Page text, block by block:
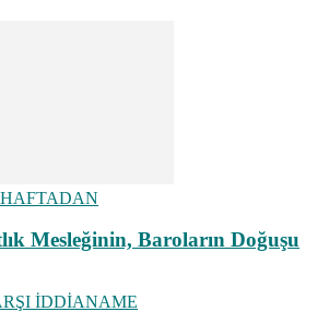
Mesleğinin, Baroların Doğuşu
İDDİANAME